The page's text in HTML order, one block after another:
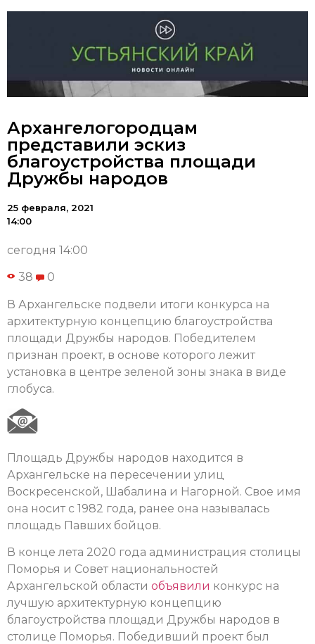
Архангелогородцам
представили эскиз
благоустройства площади
Дружбы народов
25 февраля, 2021
14:00
сегодня 14:00
38 0
В Архангельске подвели итоги конкурса на
архитектурную концепцию благоустройства
площади Дружбы народов. Победителем
признан проект, в основе которого лежит
установка в центре зеленой зоны знака в виде
глобуса.
Площадь Дружбы народов находится в
Архангельске на пересечении улиц
Воскресенской, Шабалина и Нагорной. Свое имя
она носит с 1982 года, ранее она называлась
площадь Павших бойцов.
В конце лета 2020 года администрация столицы
Поморья и Совет национальностей
Архангельской области объявили конкурс на
лучшую архитектурную концепцию
благоустройства площади Дружбы народов в
столице Поморья. Победивший проект был